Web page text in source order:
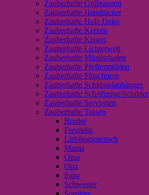
Zauberhafte Grillzangen
Zauberhafte Handtücher
Zauberhafte Holz Deko
Zauberhafte Kerzen
Zauberhafte Kissen
Zauberhafte Lichterwelt
Zauberhafte Müslischalen
Zauberhafte Pfeffermühlen
Zauberhafte Plüschtiere
Zauberhafte Schlüsselanhänger
Zauberhafte Schriftzüge/Schilder
Zauberhafte Servietten
Zauberhafte Tassen
Bruder
Freundin
Lieblingsmensch
Mama
Oma
Opa
Papa
Schwester
Sonstige